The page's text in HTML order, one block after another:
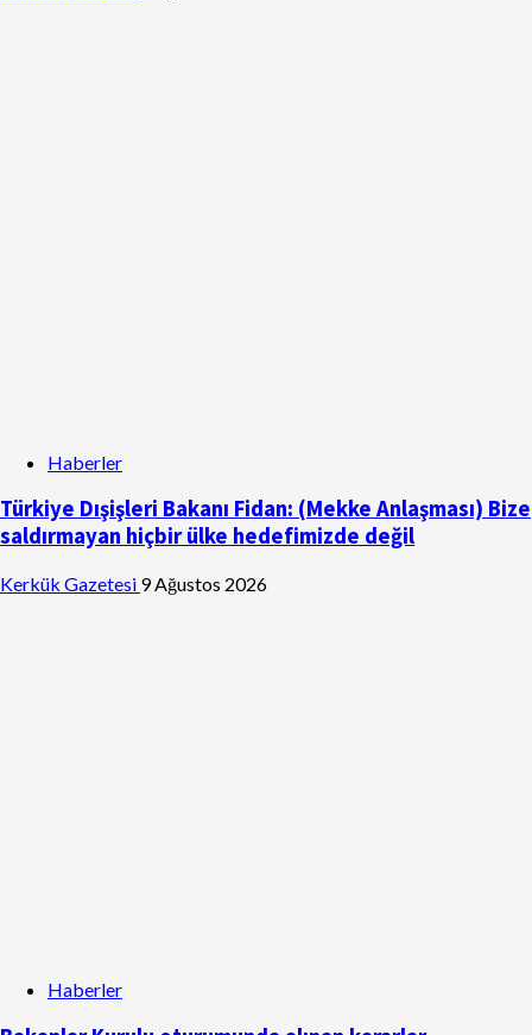
Haberler
Türkiye Dışişleri Bakanı Fidan: (Mekke Anlaşması) Bize
saldırmayan hiçbir ülke hedefimizde değil
Kerkük Gazetesi 9 Ağustos 2026
Haberler